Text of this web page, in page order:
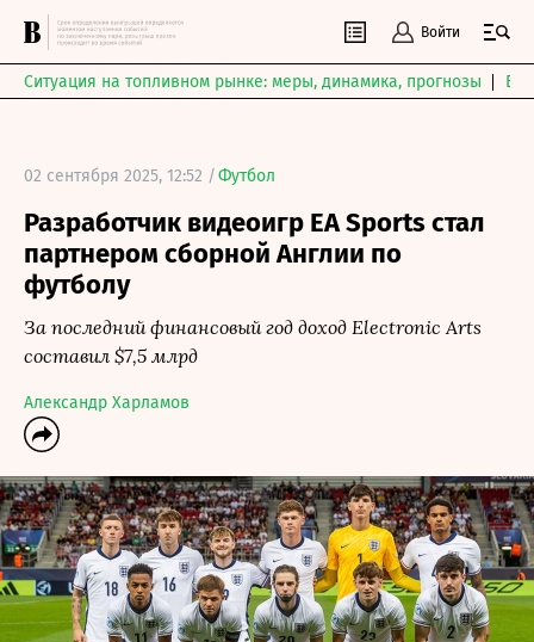
Войти
Ситуация на топливном рынке: меры, динамика, прогнозы
02 сентября 2025, 12:52 /Футбол
Разработчик видеоигр EA Sports стал
партнером сборной Англии по
футболу
За последний финансовый год доход Electronic Arts
составил $7,5 млрд
Александр Харламов